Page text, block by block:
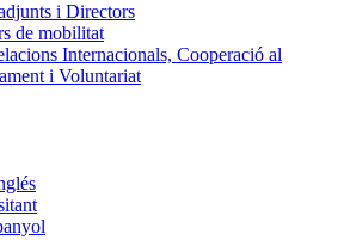
i Directors
de mobilitat
Internacionals, Cooperació al
i Voluntariat